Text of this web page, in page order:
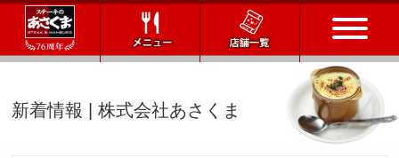
新着情報 | 株式会社あさくま